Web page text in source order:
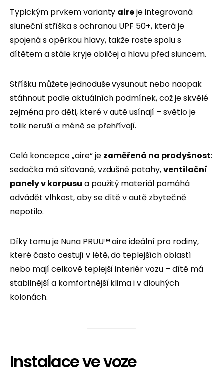
Typickým prvkem varianty aireje integrovaná
sluneční stříška s ochranou UPF 50+, která je
spojená s opěrkou hlavy, takže roste spolu s
dítětem a stále kryje obličej a hlavu před sluncem.
Stříšku můžete jednoduše vysunout nebo naopak
stáhnout podle aktuálních podmínek, což je skvělé
zejména pro děti, které v autě usínají – světlo je
tolik neruší a méně se přehřívají.
Celá koncepce „aire“ je zaměřená na prodyšnost:
sedačka má síťované, vzdušné potahy,ventilační
panely v korpusu a použitý materiál pomáhá
odvádět vlhkost, aby se dítě v autě zbytečně
nepotilo.
Díky tomu je Nuna PRUU™ aire ideální pro rodiny,
které často cestují v létě, do teplejších oblastí
nebo mají celkově teplejší interiér vozu – dítě má
stabilnější a komfortnější klima i v dlouhých
kolonách.
Instalace ve voze